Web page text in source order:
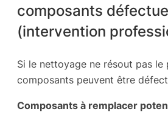
composants
(intervention
Si le nettoyage ne résout pas le
composants peuvent être
Composants à remplacer